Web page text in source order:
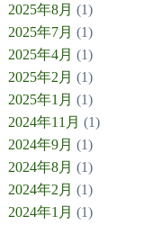
2025年8月 (1)
2025年7月 (1)
2025年4月 (1)
2025年2月 (1)
2025年1月 (1)
2024年11月 (1)
2024年9月 (1)
2024年8月 (1)
2024年2月 (1)
2024年1月 (1)